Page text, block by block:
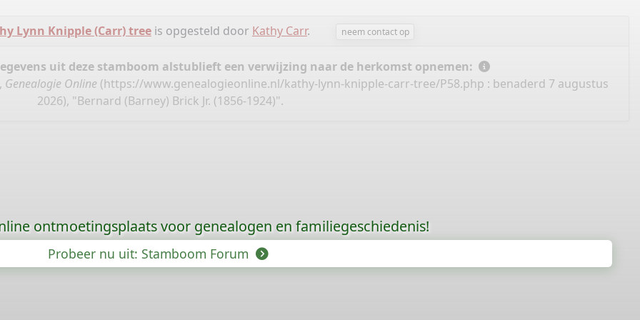
Lynn Knipple (Carr) treeis opgesteld door Kathy Carr. neem contact op
uit deze stamboom alstublieft een verwijzing naar de herkomst opnemen:
Genealogie Online (https://www.genealogieonline.nl/kathy-lynn-knipple-carr-tree/P58.php : benaderd 7 augustus
2026), "Bernard (Barney) Brick Jr. (1856-1924)".
ontmoetingsplaats voor genealogen en familiegeschiedenis!
Probeer nu uit: Stamboom Forum